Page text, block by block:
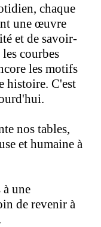
chaque
une œuvre
et de savoir-
courbes
les motifs
histoire. C'est
nos tables,
et humaine à
à une
de revenir à